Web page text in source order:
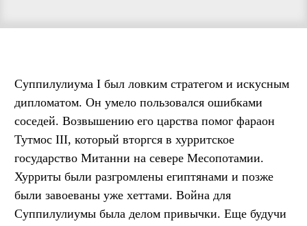
Суппилулиума I был ловким стратегом и искусным
дипломатом. Он умело пользовался ошибками
соседей. Возвышению его царства помог фараон
Тутмос III, который вторгся в хурритское
государство Митанни на севере Месопотамии.
Хурриты были разгромлены египтянами и позже
были завоеваны уже хеттами. Война для
Суппилулиумы была делом привычки. Еще будучи